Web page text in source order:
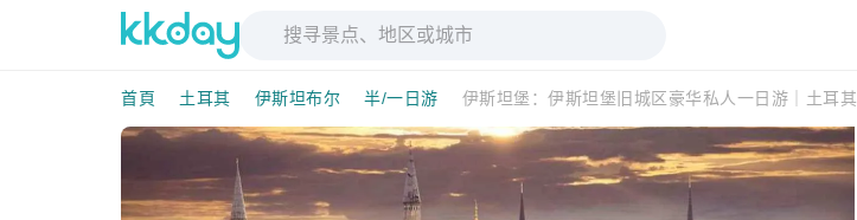
首頁 土耳其 伊斯坦布尔 半/一日游 伊斯坦堡：伊斯坦堡旧城区豪华私人一日游｜土耳其